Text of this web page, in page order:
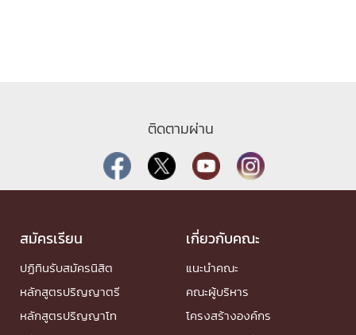
ติดตามผ่าน
สมัครเรียน
ปฏิทินรับสมัครนิสิต
หลักสูตรปริญญาตรี
หลักสูตรปริญญาโท
เกี่ยวกับคณะ
แนะนำคณะ
คณะผู้บริหาร
โครงสร้างองค์กร